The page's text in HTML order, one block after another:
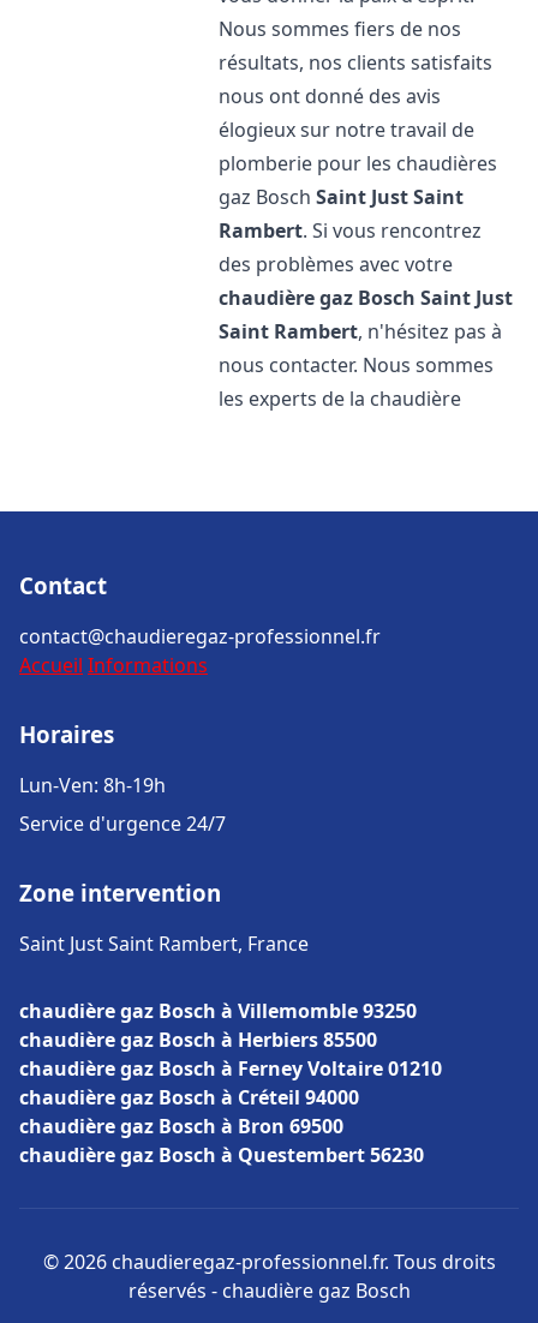
Nous sommes fiers de nos
résultats, nos clients satisfaits
nous ont donné des avis
élogieux sur notre travail de
plomberie pour les chaudières
gaz BoschSaint Just Saint
Rambert. Si vous rencontrez
des problèmes avec votre
chaudière gaz Bosch Saint Just
Saint Rambert, n'hésitez pas à
nous contacter. Nous sommes
les experts de la chaudière
Contact
contact@chaudieregaz-professionnel.fr
Accueil Informations
Horaires
Lun-Ven: 8h-19h
Service d'urgence 24/7
Zone intervention
Saint Just Saint Rambert, France
chaudière gaz Bosch à Villemomble 93250
chaudière gaz Bosch à Herbiers 85500
chaudière gaz Bosch à Ferney Voltaire 01210
chaudière gaz Bosch à Créteil 94000
chaudière gaz Bosch à Bron 69500
chaudière gaz Bosch à Questembert 56230
© 2026 chaudieregaz-professionnel.fr. Tous droits
réservés - chaudière gaz Bosch